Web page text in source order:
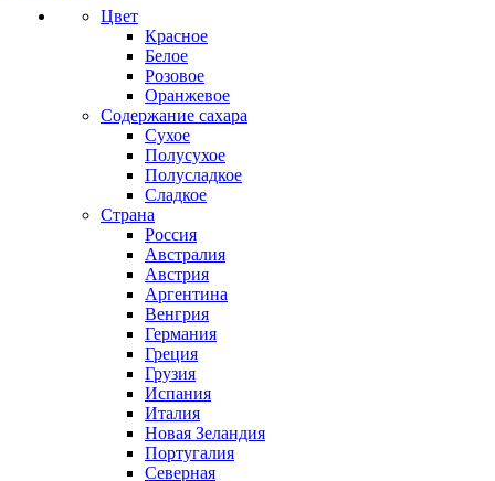
Цвет
Красное
Белое
Розовое
Оранжевое
Содержание сахара
Сухое
Полусухое
Полусладкое
Сладкое
Страна
Россия
Австралия
Австрия
Аргентина
Венгрия
Германия
Греция
Грузия
Испания
Италия
Новая Зеландия
Португалия
Северная